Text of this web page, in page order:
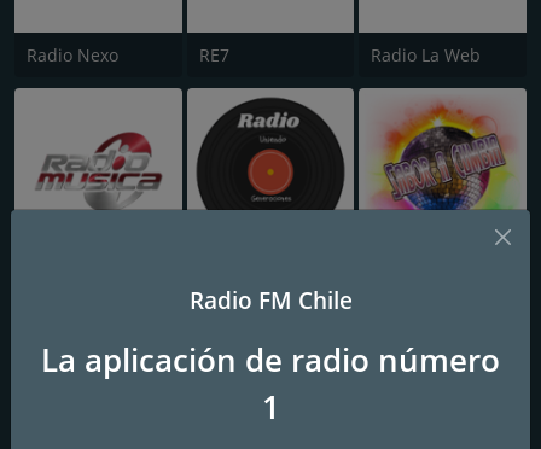
Radio Nexo RE7 Radio La Web
Radio Carnaval San Antonio
Radio FM Chile
La aplicación de radio número
1